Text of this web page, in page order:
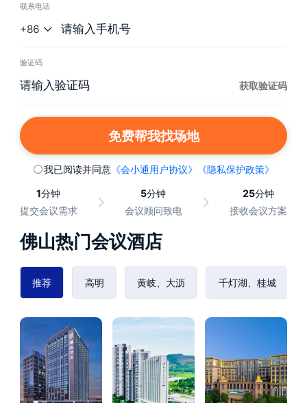
联系电话
+86
验证码
获取验证码
免费帮我找场地
我已阅读并同意《会小通用户协议》 《隐私保护政策》
1分钟
提交会议需求
5分钟
会议顾问致电
25分钟
接收会议方案
佛山热门会议酒店
推荐 高明 黄岐、大沥 千灯湖、桂城